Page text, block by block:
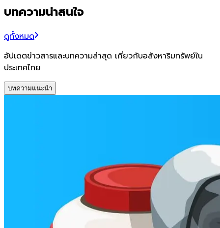
บทความน่าสนใจ
ดูทั้งหมด
อัปเดตข่าวสารและบทความล่าสุด เกี่ยวกับอสังหาริมทรัพย์ใน
ประเทศไทย
บทความแนะนำ